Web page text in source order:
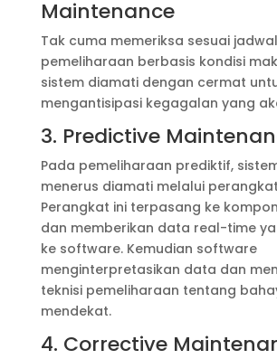
Maintenance
Tak cuma memeriksa sesuai
pemeliharaan berbasis kondisi
sistem diamati dengan cermat
mengantisipasi kegagalan yang
3. Predictive
Pada pemeliharaan prediktif,
menerus diamati melalui
Perangkat ini terpasang ke
dan memberikan data real-time
ke software. Kemudian software
menginterpretasikan data dan
teknisi pemeliharaan tentang
mendekat.
4. Corrective